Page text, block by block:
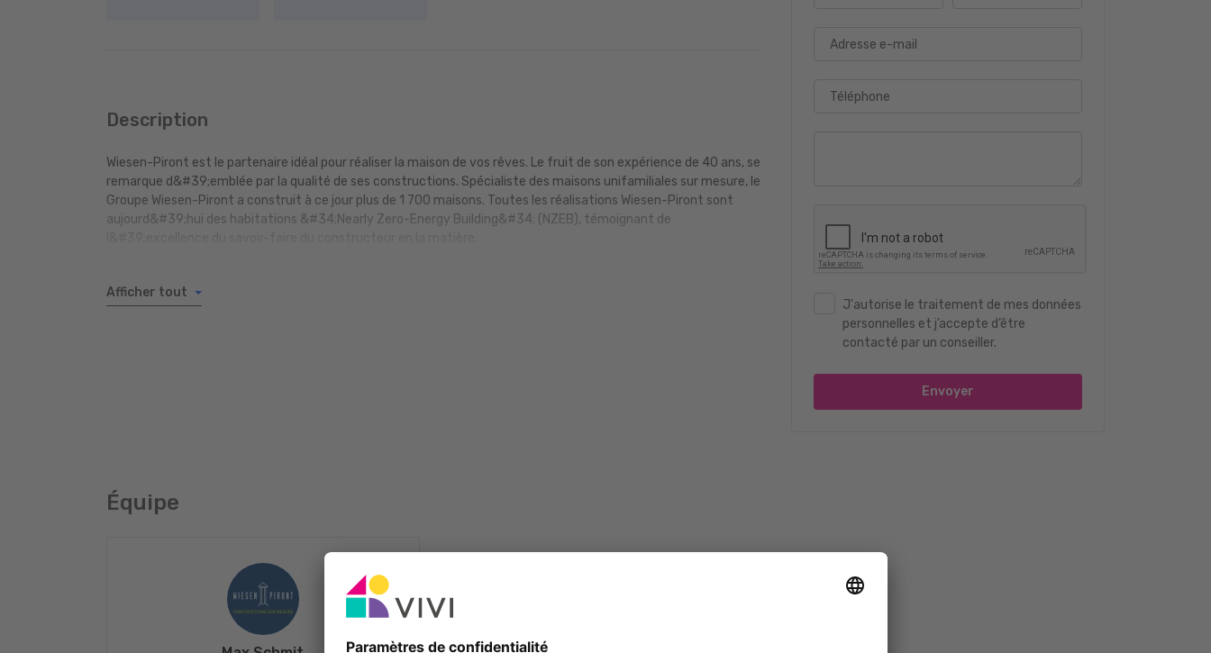
Adresse e-mail
Téléphone
J'autorise le traitement de mes données
personnelles et j’accepte d’être
contacté par un conseiller.
Envoyer
Description
Wiesen-Piront est le partenaire idéal pour réaliser la maison de vos rêves. Le fruit de son expérience de 40 ans, se
remarque d&#39;emblée par la qualité de ses constructions. Spécialiste des maisons unifamiliales sur mesure, le
Groupe Wiesen-Piront a construit à ce jour plus de 1 700 maisons. Toutes les réalisations Wiesen-Piront sont
aujourd&#39;hui des habitations &#34;Nearly Zero-Energy Building&#34; (NZEB), témoignant de
Afficher tout
Équipe